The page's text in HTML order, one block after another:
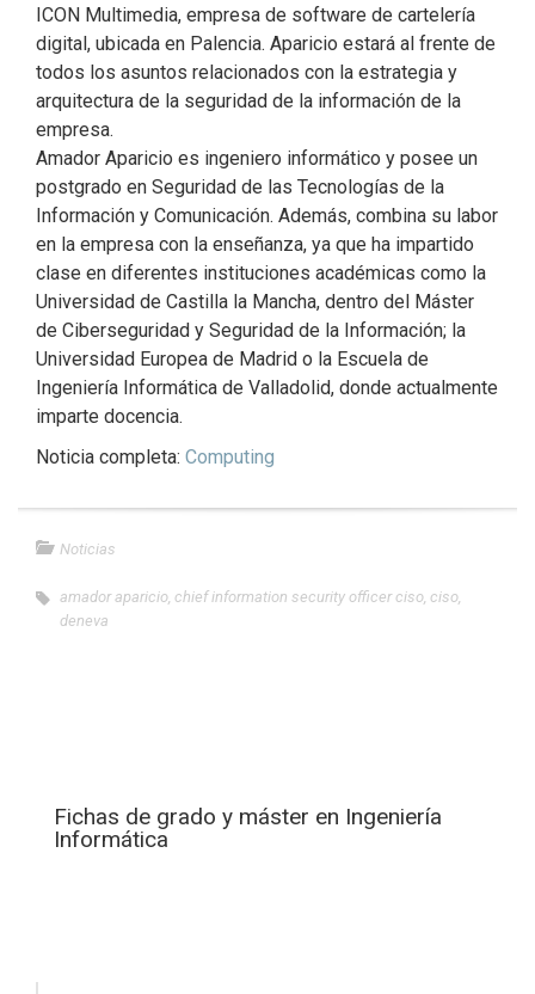
ICON Multimedia, empresa de software de cartelería
digital, ubicada en Palencia. Aparicio estará al frente de
todos los asuntos relacionados con la estrategia y
arquitectura de la seguridad de la información de la
empresa.
Amador Aparicio es ingeniero informático y posee un
postgrado en Seguridad de las Tecnologías de la
Información y Comunicación. Además, combina su labor
en la empresa con la enseñanza, ya que ha impartido
clase en diferentes instituciones académicas como la
Universidad de Castilla la Mancha, dentro del Máster
de Ciberseguridad y Seguridad de la Información; la
Universidad Europea de Madrid o la Escuela de
Ingeniería Informática de Valladolid, donde actualmente
imparte docencia.
Noticia completa: Computing
Noticias
amador aparicio chief information security officer ciso ciso
deneva
Fichas de grado y máster en Ingeniería
Informática